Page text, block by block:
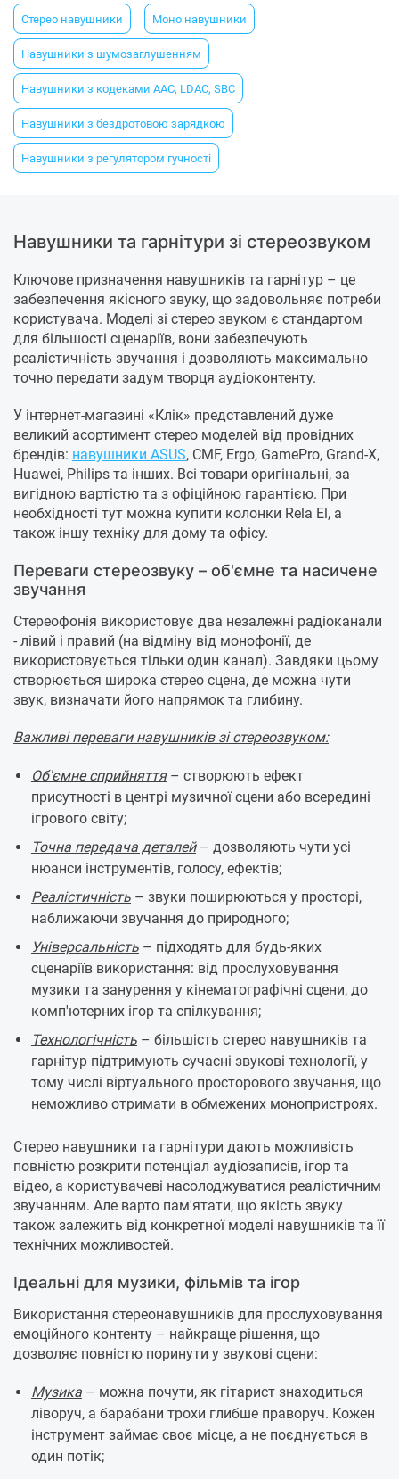
Стерео навушники Моно навушники
Навушники з шумозаглушенням
Навушники з кодеками AAC, LDAC, SBC
Навушники з бездротовою зарядкою
Навушники з регулятором гучності
Навушники та гарнітури зі стереозвуком
Ключове призначення навушників та гарнітур – це
забезпечення якісного звуку, що задовольняє потреби
користувача. Моделі зі стерео звуком є стандартом
для більшості сценаріїв, вони забезпечують
реалістичність звучання і дозволяють максимально
точно передати задум творця аудіоконтенту.
У інтернет-магазині «Клік» представлений дуже
великий асортимент стерео моделей від провідних
брендів: навушники ASUS, CMF, Ergo, GamePro, Grand-X,
Huawei, Philips та інших. Всі товари оригінальні, за
вигідною вартістю та з офіційною гарантією. При
необхідності тут можна купити колонки Rela El, а
також іншу техніку для дому та офісу.
Переваги стереозвуку – об'ємне та насичене
звучання
Стереофонія використовує два незалежні радіоканали
- лівий і правий (на відміну від монофонії, де
використовується тільки один канал). Завдяки цьому
створюється широка стерео сцена, де можна чути
звук, визначати його напрямок та глибину.
Важливі переваги навушників зі стереозвуком:
Об'ємне сприйняття– створюють ефект
присутності в центрі музичної сцени або всередині
ігрового світу;
Точна передача деталей– дозволяють чути усі
нюанси інструментів, голосу, ефектів;
Реалістичність – звуки поширюються у просторі,
наближаючи звучання до природного;
Універсальність – підходять для будь-яких
сценаріїв використання: від прослуховування
музики та занурення у кінематографічні сцени, до
комп'ютерних ігор та спілкування;
Технологічність – більшість стерео навушників та
гарнітур підтримують сучасні звукові технології, у
тому числі віртуального просторового звучання, що
неможливо отримати в обмежених монопристроях.
Стерео навушники та гарнітури дають можливість
повністю розкрити потенціал аудіозаписів, ігор та
відео, а користувачеві насолоджуватися реалістичним
звучанням. Але варто пам'ятати, що якість звуку
також залежить від конкретної моделі навушників та її
технічних можливостей.
Ідеальні для музики, фільмів та ігор
Використання стереонавушників для прослуховування
емоційного контенту – найкраще рішення, що
дозволяє повністю поринути у звукові сцени:
Музика – можна почути, як гітарист знаходиться
ліворуч, а барабани трохи глибше праворуч. Кожен
інструмент займає своє місце, а не поєднується в
один потік;